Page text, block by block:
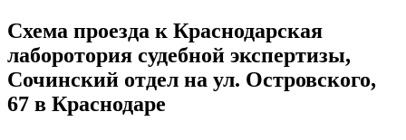
Схема проезда к Краснодарская
лаборотория судебной экспертизы,
Сочинский отдел на ул. Островского,
67 в Краснодаре